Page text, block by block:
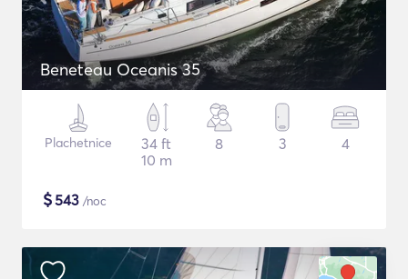
Beneteau Oceanis 35
Plachetnice
34 ft
10 m
8 3 4
$543 /noc